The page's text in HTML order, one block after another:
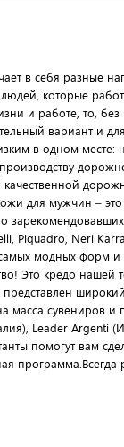
в себя разные
людей, которые
и работе, то,
вариант и
в одном месте:
качественной
для мужчин –
Piquadro, Neri
модных форм
Это кредо
масса сувениров
Leader Argenti
помогут вам
программа.Всегда